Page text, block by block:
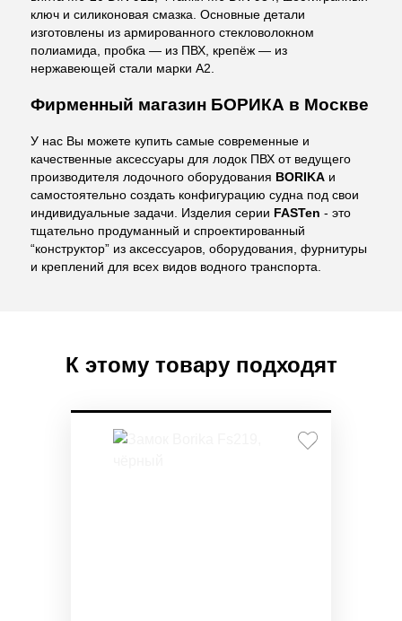
ключ и силиконовая смазка. Основные детали
изготовлены из армированного стекловолокном
полиамида, пробка — из ПВХ, крепёж — из
нержавеющей стали марки А2.
Фирменный магазин БОРИКА в Москве
У нас Вы можете купить самые современные и
качественные аксессуары для лодок ПВХ от ведущего
производителя лодочного оборудования BORIKA и
самостоятельно создать конфигурацию судна под свои
индивидуальные задачи. Изделия серии FASTen - это
тщательно продуманный и спроектированный
“конструктор” из аксессуаров, оборудования, фурнитуры
и креплений для всех видов водного транспорта.
К этому товару подходят